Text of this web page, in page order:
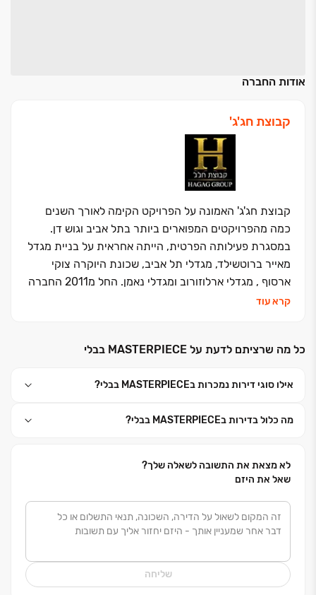
אודות החברה
קבוצת חג'ג'
קבוצת חג'ג' האמונה על הפרויקט הקימה לאורך השנים
כמה מהפרויקטים המפוארים ביותר בתל אביב וגוש דן.
במסגרת פעילותה הפרטית, הייתה אחראית על בניית מגדל
מאייר ברוטשילד, מגדלי תל אביב, שכונת היוקרה צוקי
ארסוף , מגדלי ארלוזורוב ומגדלי נאמן. החל מ2011 החברה
הינה חברה בורסאית יציבה, אשר הקימה ומקימה כמה
הארבעה, מגדל שד"ל, מגדלי חוות גורדון ומגדל המשרדים
קרא עוד
כל מה שרציתם לדעת על MASTERPIECE בבלי
אילו סוגי דירות נמכרות בMASTERPIECE בבלי?
מה כלול בדירות בMASTERPIECE בבלי?
לא מצאת את התשובה לשאלה שלך?
שאל את היזם
שליחה